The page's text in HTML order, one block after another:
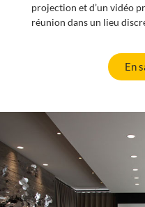
projection et d’un vidéo
réunion dans un lieu
En